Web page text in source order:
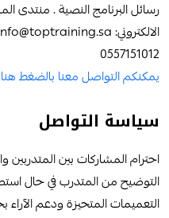
0557151012
يمكنكم التواصل معنا بالضغط هنا
سياسة التواصل
احترام المشاركات بين المتدربين
التوضيح من المتدرب في حال
التعميمات المتحيزة ودعم